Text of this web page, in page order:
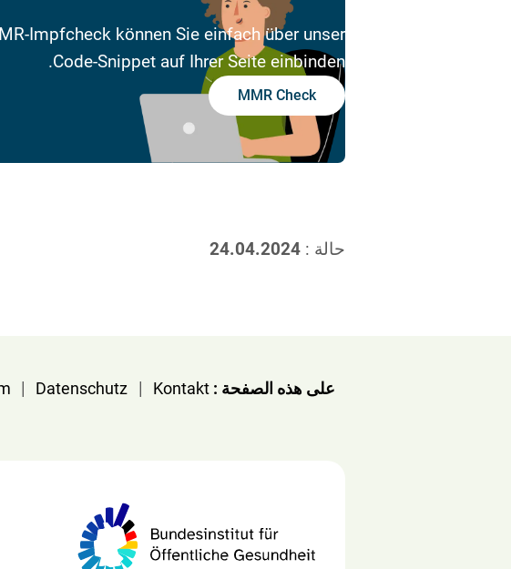
Impfcheck können Sie einfach über unser
Code-Snippet auf Ihrer Seite einbinden.
MMR Check
حالة : 24.04.2024
على هذه الصفحة : | Datenschutz | Kontakt